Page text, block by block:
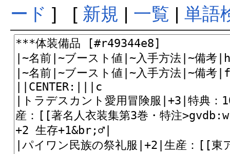
ード ] [ 新規 | 一覧 | 単語